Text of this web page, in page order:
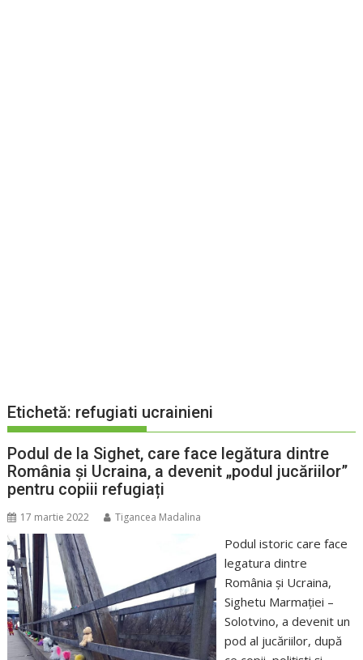
Etichetă: refugiati ucrainieni
Podul de la Sighet, care face legătura dintre
România şi Ucraina, a devenit „podul jucăriilor”
pentru copiii refugiați
17 martie 2022 Tigancea Madalina
Podul istoric care face
legatura dintre
România şi Ucraina,
Sighetu Marmaţiei –
Solotvino, a devenit un
pod al jucăriilor, după